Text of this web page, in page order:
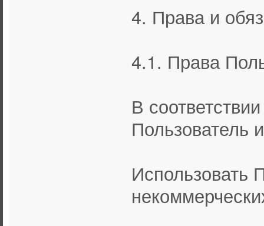
4. Права и
4.1. Права
В
Пользователь
Использовать